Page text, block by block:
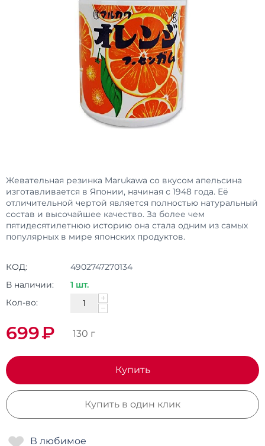
Жевательная резинка Marukawa со вкусом апельсина
изготавливается в Японии, начиная с 1948 года. Её
отличительной чертой является полностью натуральный
состав и высочайшее качество. За более чем
пятидесятилетнюю историю она стала одним из самых
популярных в мире японских продуктов.
КОД:
4902747270134
В наличии:
1 шт.
Кол-во:
+
−
699₽ 130 г
Купить
Купить в один клик